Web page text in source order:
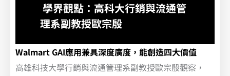
學界觀點：高科大行銷與流通管
理系副教授歐宗殷
Walmart GAI應用兼具深度廣度，能創造四大價值
高雄科技大學行銷與流通管理系副教授歐宗殷觀察，